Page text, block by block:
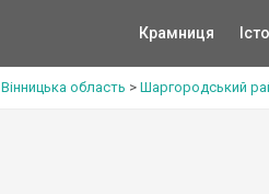
Крамниця
Вінницька область > Шаргородський